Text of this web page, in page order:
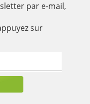
par e-mail,
sur